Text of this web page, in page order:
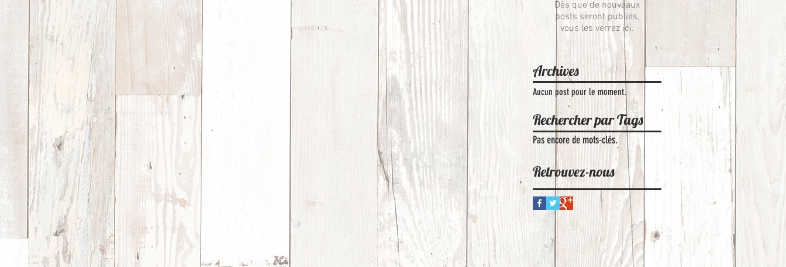
Dès que de nouveaux
posts seront publiés,
vous les verrez ici.
Archives
Aucun post pour le moment.
Rechercher par Tags
Pas encore de mots-clés.
Retrouvez-nous
www.bellypop.net